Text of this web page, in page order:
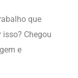
que
Chegou
e